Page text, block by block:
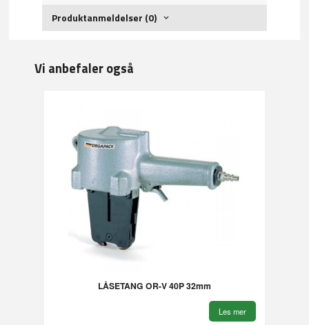
Produktanmeldelser (0)
Vi anbefaler også
LÅSETANG OR-V 40P 32mm
Les mer